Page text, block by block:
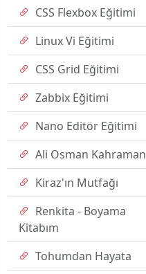
CSS Flexbox Eğitimi
Linux Vi Eğitimi
CSS Grid Eğitimi
Zabbix Eğitimi
Nano Editör Eğitimi
Ali Osman Kahraman
Kiraz'ın Mutfağı
Renkita - Boyama
Kitabım
Tohumdan Hayata